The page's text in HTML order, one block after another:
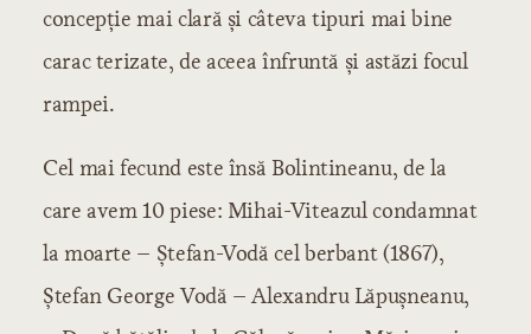
concepţie mai clară şi câteva tipuri mai bine
carac terizate, de aceea înfruntă şi astăzi focul
rampei.
Cel mai fecund este însă Bolintineanu, de la
care avem 10 piese: Mihai-Viteazul condamnat
la moarte – Ştefan-Vodă cel berbant (1867),
Ştefan George Vodă – Alexandru Lăpuşneanu,